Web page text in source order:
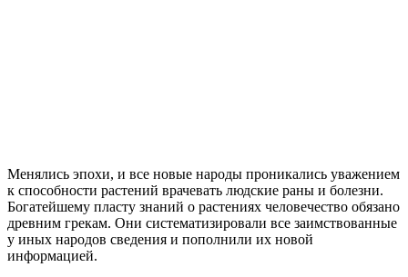
Менялись эпохи, и все новые народы проникались уважением
к способности растений врачевать людские раны и болезни.
Богатейшему пласту знаний о растениях человечество обязано
древним грекам. Они систематизировали все заимствованные
у иных народов сведения и пополнили их новой
информацией.